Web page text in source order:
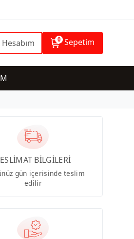
Hesabım 0 Sepetim
BİLGİLERİ
gün içerisinde teslim
edilir